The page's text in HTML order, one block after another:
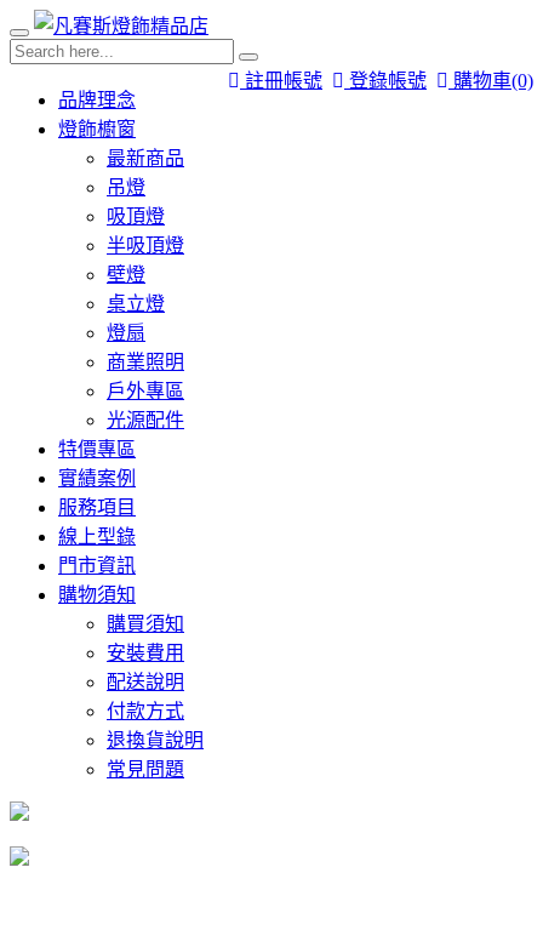
購物車(0)
登錄帳號
註冊帳號
品牌理念
燈飾櫥窗
最新商品
吊燈
吸頂燈
半吸頂燈
壁燈
桌立燈
燈扇
商業照明
戶外專區
光源配件
特價專區
實績案例
服務項目
線上型錄
門市資訊
購物須知
購買須知
安裝費用
配送說明
付款方式
退換貨說明
常見問題